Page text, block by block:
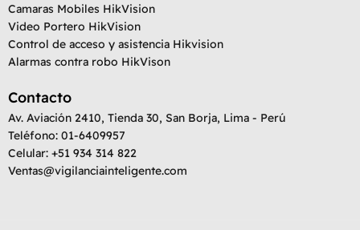
Camaras Mobiles HikVision
Video Portero HikVision
Control de acceso y asistencia Hikvision
Alarmas contra robo HikVison
Contacto
Av. Aviación 2410, Tienda 30, San Borja, Lima - Perú
Teléfono: 01-6409957
Celular: +51 934 314 822
Ventas@vigilanciainteligente.com